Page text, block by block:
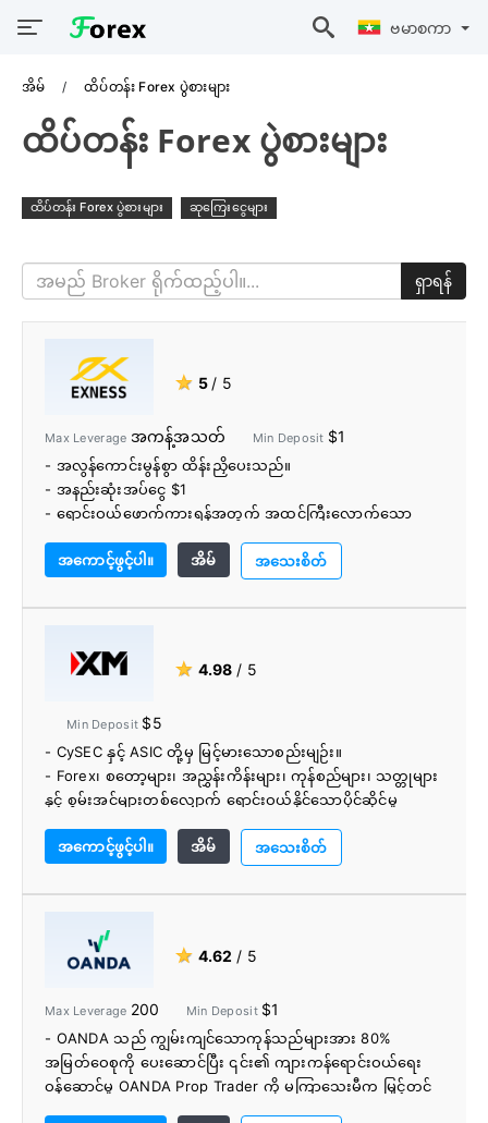
ဗမာစကာ
အိမ် ထိပ်တန်း Forex ပွဲစားများ
ထိပ်တန်း Forex ပွဲစားများ
ထိပ်တန်း Forex ပွဲစားများ ဆုကြေးငွေများ
ရှာရန်
★ 5 / 5
Max Leverage အကန့်အသတ် Min Deposit $1
- အလွန်ကောင်းမွန်စွာ ထိန်းညှိပေးသည်။
- အနည်းဆုံးအပ်ငွေ $1
- ရောင်းဝယ်ဖောက်ကားရန်အတွက် အထင်ကြီးလောက်သော
- ကော်မရှင်အခမဲ့ အရောင်းအဝယ်ဖြစ်နိုင်သည်။
- လိုက်လျောညီထွေရှိသော လွှမ်းမိုးမှု
- ကူးသန်းရောင်းဝယ်ရေးစနစ်
- ဖောက်သည်ပံ့ပိုးမှုကောင်း
အကောင့်ဖွင့်ပါ။ အိမ် အသေးစိတ်
★ 4.98 / 5
Min Deposit $5
- CySEC နှင့် ASIC တို့မှ မြင့်မားသောစည်းမျဉ်း။
- Forex၊ စတော့များ၊ အညွှန်းကိန်းများ၊ ကုန်စည်များ၊ သတ္တုများ
နှင့် စွမ်းအင်များတစ်လျှောက် ရောင်းဝယ်နိုင်သောပိုင်ဆိုင်မှု
- CFD နိမ့်သည်။
- ငွေသွင်းခြင်းနှင့် ငွေထုတ်ခြင်းများအတွက် လုံးဝအခကြေးငွေ
- နေ့စဥ်အပြန်အလှန်အကျိုးသက်ရောက်သော တိုက်ရိုက်
သုတေသနဝန်ဆောင်မှု။
- ဘာသာစကား 20 ကျော်ကို ပံ့ပိုးထားသည်။
- အခမဲ့ VPS ဝန်ဆောင်မှုများ
- ပလပ်ဖောင်းများ- MetaTrader 4၊ MetaTrader 5
အကောင့်ဖွင့်ပါ။ အိမ် အသေးစိတ်
★ 4.62 / 5
Max Leverage 200 Min Deposit $1
- OANDA သည် ကျွမ်းကျင်သောကုန်သည်များအား 80%
အမြတ်ဝေစုကို ပေးဆောင်ပြီး ၎င်း၏ ကျားကန်ရောင်းဝယ်ရေး
ဝန်ဆောင်မှု OANDA Prop Trader ကို မကြာသေးမီက မြှင့်တင်